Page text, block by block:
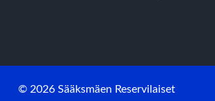
© 2026 Sääksmäen Reservilaiset